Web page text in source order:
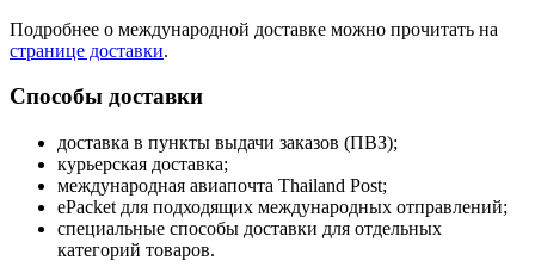
Подробнее о международной доставке можно прочитать на
странице доставки.
Способы доставки
доставка в пункты выдачи заказов (ПВЗ);
курьерская доставка;
международная авиапочта Thailand Post;
ePacket для подходящих международных отправлений;
специальные способы доставки для отдельных
категорий товаров.